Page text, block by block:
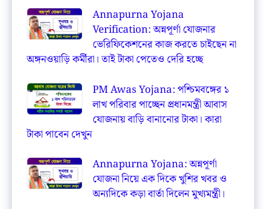
Annapurna Yojana
Verification: অন্নপূর্ণা যোজনার
ভেরিফিকেশনের কাজ করতে চাইছেন না
অঙ্গনওয়াড়ি কর্মীরা। তাই টাকা পেতেও দেরি হচ্ছে
PM Awas Yojana: পশ্চিমবঙ্গের ১
লাখ পরিবার পাচ্ছেন প্রধানমন্ত্রী আবাস
যোজনায় বাড়ি বানানোর টাকা। কারা
টাকা পাবেন দেখুন
Annapurna Yojana: অন্নপূর্ণা
যোজনা নিয়ে এক দিকে খুশির খবর ও
অন্যদিকে কড়া বার্তা দিলেন মুখ্যমন্ত্রী।